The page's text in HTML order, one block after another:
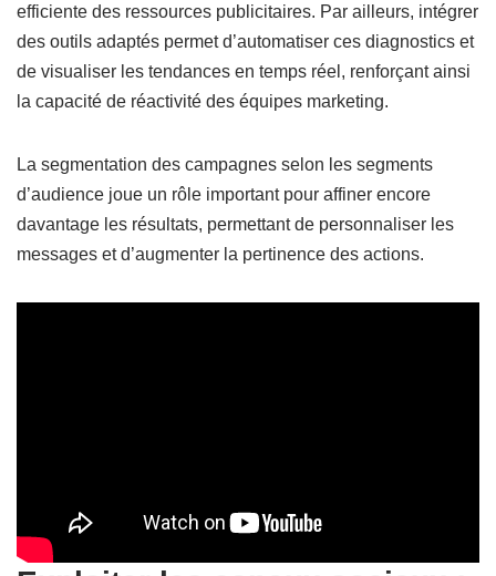
efficiente des ressources publicitaires. Par ailleurs, intégrer
des outils adaptés permet d’automatiser ces diagnostics et
de visualiser les tendances en temps réel, renforçant ainsi
la capacité de réactivité des équipes marketing.
La segmentation des campagnes selon les segments
d’audience joue un rôle important pour affiner encore
davantage les résultats, permettant de personnaliser les
messages et d’augmenter la pertinence des actions.